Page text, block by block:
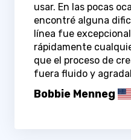
usar. En las pocas
encontré alguna
línea fue
rápidamente
que el proceso de
fuera fluido y
Bobbie Menneg